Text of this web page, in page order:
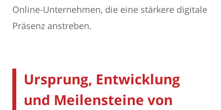
Online-Unternehmen, die eine stärkere digitale
Präsenz anstreben.
Ursprung, Entwicklung
und Meilensteine von